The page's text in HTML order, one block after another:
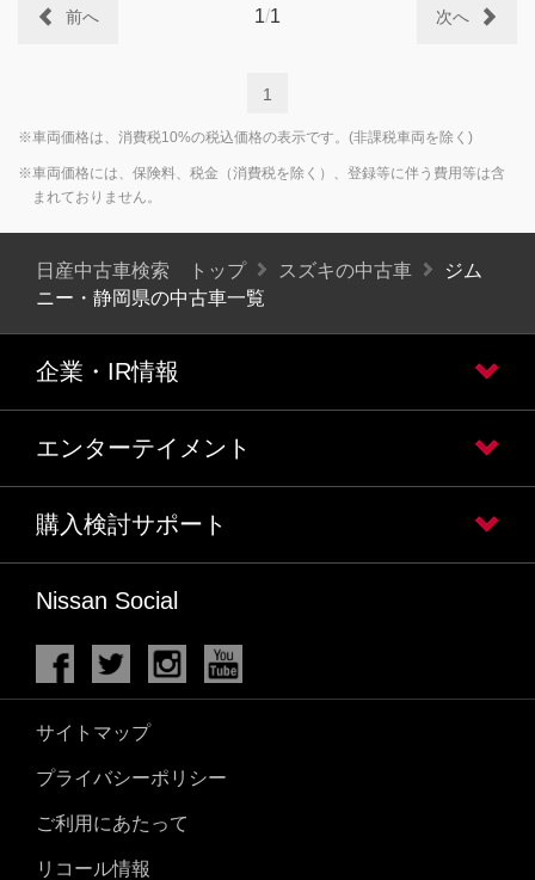
1/1
前へ 次へ
1
※車両価格は、消費税10%の税込価格の表示です。(非課税車両を除く)
※車両価格には、保険料、税金（消費税を除く）、登録等に伴う費用等は含
まれておりません。
日産中古車検索 トップ スズキの中古車
ジム
ニー・静岡県の中古車一覧
企業・IR情報
エンターテイメント
購入検討サポート
Nissan Social
サイトマップ
プライバシーポリシー
ご利用にあたって
リコール情報